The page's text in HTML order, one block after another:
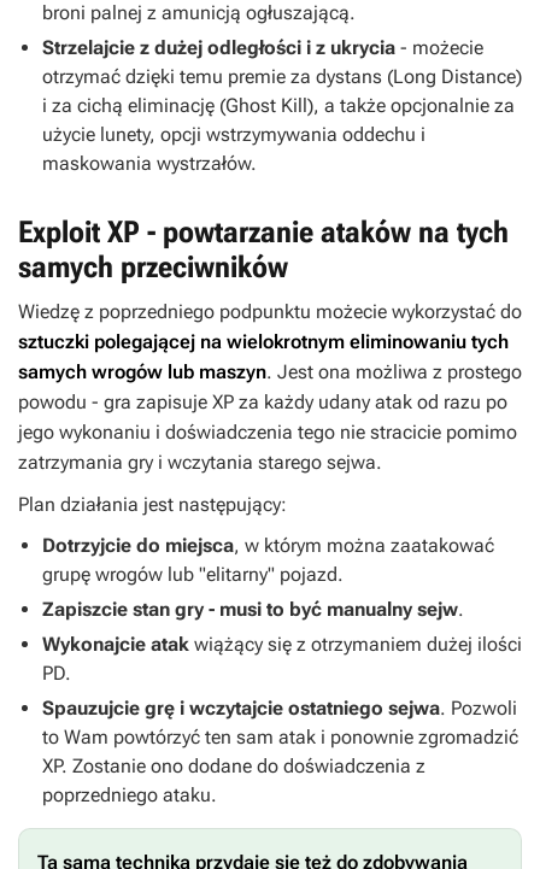
broni palnej z amunicją ogłuszającą.
Strzelajcie z dużej odległości i z ukrycia - możecie
otrzymać dzięki temu premie za dystans (Long Distance)
i za cichą eliminację (Ghost Kill), a także opcjonalnie za
użycie lunety, opcji wstrzymywania oddechu i
maskowania wystrzałów.
Exploit XP - powtarzanie ataków na tych
samych przeciwników
Wiedzę z poprzedniego podpunktu możecie wykorzystać do
sztuczki polegającej na wielokrotnym eliminowaniu tych
samych wrogów lub maszyn. Jest ona możliwa z prostego
powodu - gra zapisuje XP za każdy udany atak od razu po
jego wykonaniu i doświadczenia tego nie stracicie pomimo
zatrzymania gry i wczytania starego sejwa.
Plan działania jest następujący:
Dotrzyjcie do miejsca, w którym można zaatakować
grupę wrogów lub "elitarny" pojazd.
Zapiszcie stan gry - musi to być manualny sejw.
Wykonajcie atak wiążący się z otrzymaniem dużej ilości
PD.
Spauzujcie grę i wczytajcie ostatniego sejwa. Pozwoli
to Wam powtórzyć ten sam atak i ponownie zgromadzić
XP. Zostanie ono dodane do doświadczenia z
poprzedniego ataku.
Ta sama technika przydaje się też do zdobywania